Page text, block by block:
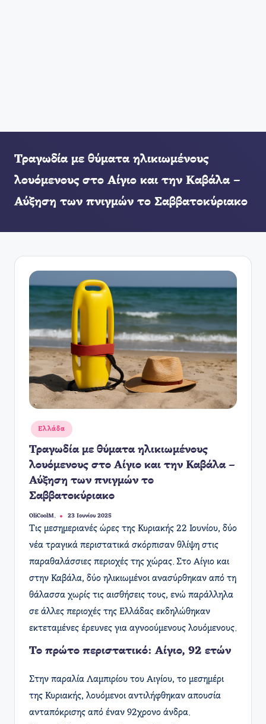
Τραγωδία με θύματα ηλικιωμένους
λουόμενους στο Αίγιο και την Καβάλα –
Αύξηση των πνιγμών το Σαββατοκύριακο
Αναρτήθηκε
σε
Ελλάδα
Τραγωδία με θύματα ηλικιωμένους
λουόμενους στο Αίγιο και την Καβάλα –
Αύξηση των πνιγμών το
Σαββατοκύριακο
Συγγραφέας:
OliCoolM. 23 Ιουνίου 2025
Τις μεσημεριανές ώρες της Κυριακής 22 Ιουνίου, δύο
νέα τραγικά περιστατικά σκόρπισαν θλίψη στις
παραθαλάσσιες περιοχές της χώρας. Στο Αίγιο και
στην Καβάλα, δύο ηλικιωμένοι ανασύρθηκαν από τη
θάλασσα χωρίς τις αισθήσεις τους, ενώ παράλληλα
σε άλλες περιοχές της Ελλάδας εκδηλώθηκαν
εκτεταμένες έρευνες για αγνοούμενους λουόμενους.
Το πρώτο περιστατικό: Αίγιο, 92 ετών
Στην παραλία Λαμπιρίου του Αιγίου, το μεσημέρι
της Κυριακής, λουόμενοι αντιλήφθηκαν απουσία
ανταπόκρισης από έναν 92χρονο άνδρα.